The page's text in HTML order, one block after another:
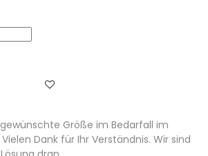
Größe im Bedarfall im
Dank für Ihr Verständnis. Wir sind